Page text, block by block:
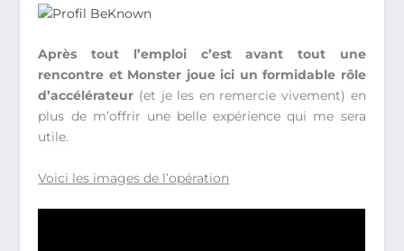
Après tout l’emploi c’est avant tout une
rencontre et Monster joue ici un formidable rôle
d’accélérateur (et je les en remercie vivement) en
plus de m’offrir une belle expérience qui me sera
utile.
Voici les images de l’opération